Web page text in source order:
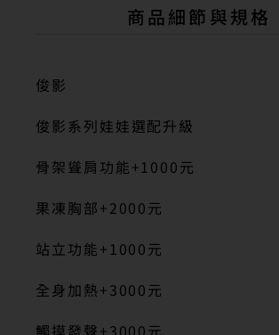
商品細節與規格
俊影
俊影系列娃娃選配升級
骨架聳肩功能+1000元
果凍胸部+2000元
站立功能+1000元
全身加熱+3000元
觸摸發聲+3000元